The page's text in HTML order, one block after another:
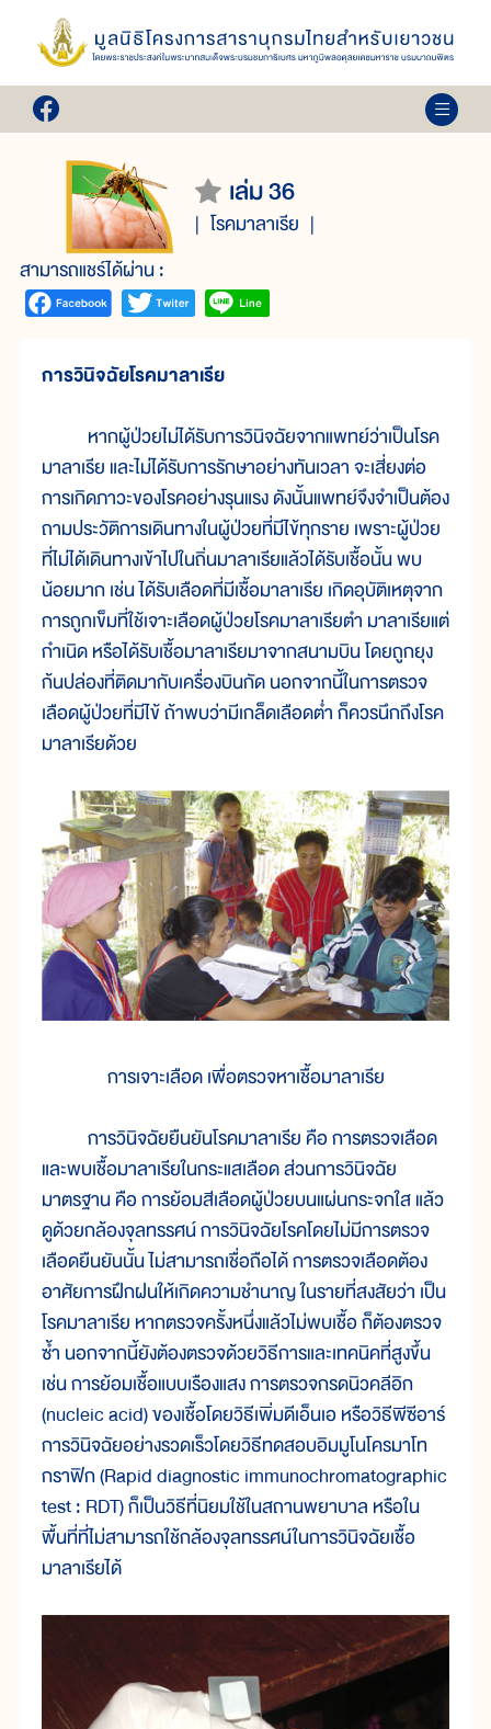
เล่ม 36
โรคมาลาเรีย
สามารถแชร์ได้ผ่าน :
การวินิจฉัยโรคมาลาเรีย
หากผู้ป่วยไม่ได้รับการวินิจฉัยจากแพทย์ว่าเป็นโรค
มาลาเรีย และไม่ได้รับการรักษาอย่างทันเวลา จะเสี่ยงต่อ
การเกิดภาวะของโรคอย่างรุนแรง ดังนั้นแพทย์จึงจำเป็นต้อง
ถามประวัติการเดินทางในผู้ป่วยที่มีไข้ทุกราย เพราะผู้ป่วย
ที่ไม่ได้เดินทางเข้าไปในถิ่นมาลาเรียแล้วได้รับเชื้อนั้น พบ
น้อยมาก เช่น ได้รับเลือดที่มีเชื้อมาลาเรีย เกิดอุบัติเหตุจาก
การถูกเข็มที่ใช้เจาะเลือดผู้ป่วยโรคมาลาเรียตำ มาลาเรียแต่
กำเนิด หรือได้รับเชื้อมาลาเรียมาจากสนามบิน โดยถูกยุง
ก้นปล่องที่ติดมากับเครื่องบินกัด นอกจากนี้ในการตรวจ
เลือดผู้ป่วยที่มีไข้ ถ้าพบว่ามีเกล็ดเลือดต่ำ ก็ควรนึกถึงโรค
มาลาเรียด้วย
การเจาะเลือด เพื่อตรวจหาเชื้อมาลาเรีย
การวินิจฉัยยืนยันโรคมาลาเรีย คือ การตรวจเลือด
และพบเชื้อมาลาเรียในกระแสเลือด ส่วนการวินิจฉัย
มาตรฐาน คือ การย้อมสีเลือดผู้ป่วยบนแผ่นกระจกใส แล้ว
ดูด้วยกล้องจุลทรรศน์ การวินิจฉัยโรคโดยไม่มีการตรวจ
เลือดยืนยันนั้น ไม่สามารถเชื่อถือได้ การตรวจเลือดต้อง
อาศัยการฝึกฝนให้เกิดความชำนาญ ในรายที่สงสัยว่า เป็น
โรคมาลาเรีย หากตรวจครั้งหนึ่งแล้วไม่พบเชื้อ ก็ต้องตรวจ
ซ้ำ นอกจากนี้ยังต้องตรวจด้วยวิธีการและเทคนิคที่สูงขึ้น
เช่น การย้อมเชื้อแบบเรืองแสง การตรวจกรดนิวคลีอิก
(nucleic acid) ของเชื้อโดยวิธีเพิ่มดีเอ็นเอ หรือวิธีพีซีอาร์
การวินิจฉัยอย่างรวดเร็วโดยวิธีทดสอบอิมมูโนโครมาโท
กราฟิก (Rapid diagnostic immunochromatographic
test : RDT) ก็เป็นวิธีที่นิยมใช้ในสถานพยาบาล หรือใน
พื้นที่ที่ไม่สามารถใช้กล้องจุลทรรศน์ในการวินิจฉัยเชื้อ
มาลาเรียได้